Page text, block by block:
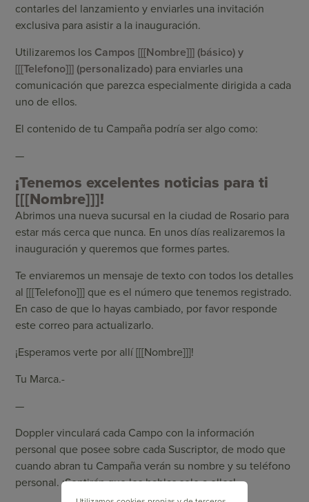
contarles del lanzamiento y enviarles una invitación
exclusiva para asistir a la inauguración.
Utilizaremos los Campos [[[Nombre]]] (básico) y
[[[Telefono]]] (personalizado) para enviarles una
comunicación que parezca especialmente dirigida a cada
uno de ellos.
El contenido de tu Campaña podría ser algo como:
—
¡Tenemos excelentes noticias para ti
[[[Nombre]]]!
Abrimos una nueva sucursal en la ciudad de Rosario para
estar más cerca que nunca. En unos días realizaremos la
inauguración y queremos que formes partes.
Te enviaremos un mensaje de texto con todos los detalles
al [[[Telefono]]] que es el número que tenemos registrado.
En caso de que lo hayas cambiado, por favor responde
este correo para actualizarlo.
¡Esperamos verte por allí [[[Nombre]]]!
Tu Marca.-
—
Doppler vinculará cada Campo con la información
personal que posee sobre cada Suscriptor, de modo que
cuando abran tu Campaña verán su nombre y su teléfono
personal. ¡Sentirán que les hablas solo a ellos!